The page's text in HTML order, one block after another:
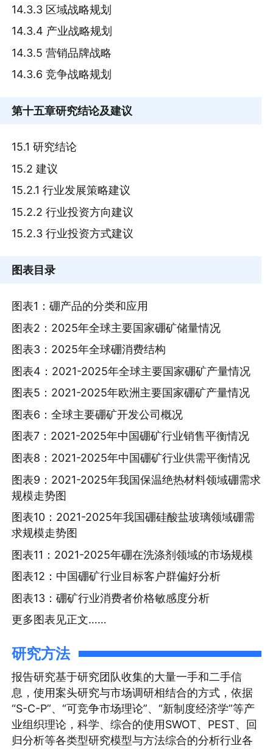
14.3.3 区域战略规划
14.3.4 产业战略规划
14.3.5 营销品牌战略
14.3.6 竞争战略规划
第十五章研究结论及建议
15.1 研究结论
15.2 建议
15.2.1 行业发展策略建议
15.2.2 行业投资方向建议
15.2.3 行业投资方式建议
图表目录
图表1：硼产品的分类和应用
图表2：2025年全球主要国家硼矿储量情况
图表3：2025年全球硼消费结构
图表4：2021-2025年全球主要国家硼矿产量情况
图表5：2021-2025年欧洲主要国家硼矿产量情况
图表6：全球主要硼矿开发公司概况
图表7：2021-2025年中国硼矿行业销售平衡情况
图表8：2021-2025年中国硼矿行业供需平衡情况
图表9：2021-2025年我国保温绝热材料领域硼需求
规模走势图
图表10：2021-2025年我国硼硅酸盐玻璃领域硼需
求规模走势图
图表11：2021-2025年硼在洗涤剂领域的市场规模
图表12：中国硼矿行业目标客户群偏好分析
图表13：硼矿行业消费者价格敏感度分析
更多图表见正文……
研究方法
报告研究基于研究团队收集的大量一手和二手信
息，使用案头研究与市场调研相结合的方式，依据
“S-C-P”、“可竞争市场理论”、“新制度经济学”等产
业组织理论，科学、综合的使用SWOT、PEST、回
归分析等各类型研究模型与方法综合的分析行业各